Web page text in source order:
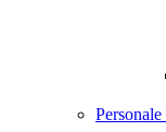
Personale